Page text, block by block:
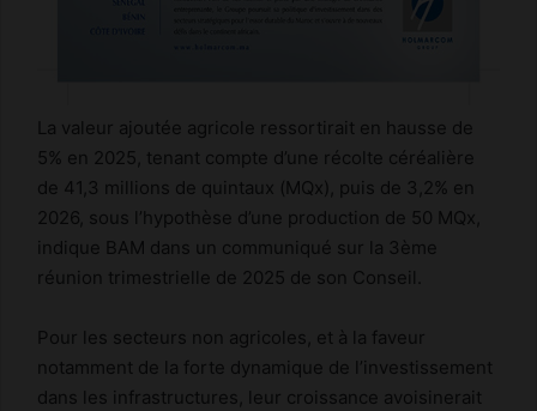
La valeur ajoutée agricole ressortirait en hausse de
5% en 2025, tenant compte d’une récolte céréalière
de 41,3 millions de quintaux (MQx), puis de 3,2% en
2026, sous l’hypothèse d’une production de 50 MQx,
indique BAM dans un communiqué sur la 3ème
réunion trimestrielle de 2025 de son Conseil.
Pour les secteurs non agricoles, et à la faveur
notamment de la forte dynamique de l’investissement
dans les infrastructures, leur croissance avoisinerait